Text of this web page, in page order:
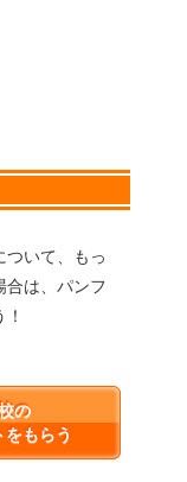
ついて、もっ
合は、パンフ
の
もらう